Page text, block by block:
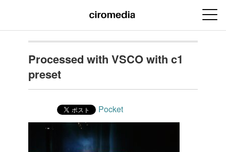
Processed with VSCO with c1
preset
Pocket